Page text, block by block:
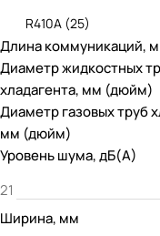
R410A (25)
Длина коммуникаций, м
Диаметр жидкостных
хладагента, мм (дюйм)
Диаметр газовых труб
мм (дюйм)
Уровень шума, дБ(А)
Ширина, мм